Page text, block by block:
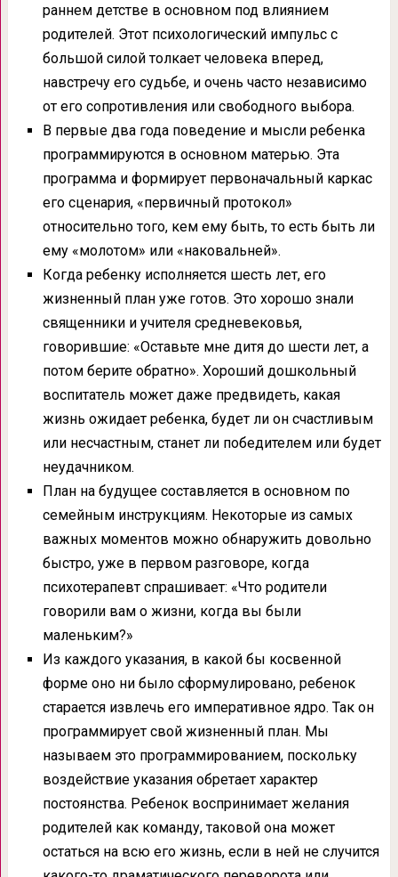
раннем детстве в основном под влиянием
родителей. Этот психологический импульс с
большой силой толкает человека вперед,
навстречу его судьбе, и очень часто независимо
от его сопротивления или свободного выбора.
В первые два года поведение и мысли ребенка
программируются в основном матерью. Эта
программа и формирует первоначальный каркас
его сценария, «первичный протокол»
относительно того, кем ему быть, то есть быть ли
ему «молотом» или «наковальней».
Когда ребенку исполняется шесть лет, его
жизненный план уже готов. Это хорошо знали
священники и учителя средневековья,
говорившие: «Оставьте мне дитя до шести лет, а
потом берите обратно». Хороший дошкольный
воспитатель может даже предвидеть, какая
жизнь ожидает ребенка, будет ли он счастливым
или несчастным, станет ли победителем или будет
неудачником.
План на будущее составляется в основном по
семейным инструкциям. Некоторые из самых
важных моментов можно обнаружить довольно
быстро, уже в первом разговоре, когда
психотерапевт спрашивает: «Что родители
говорили вам о жизни, когда вы были
маленьким?»
Из каждого указания, в какой бы косвенной
форме оно ни было сформулировано, ребенок
старается извлечь его императивное ядро. Так он
программирует свой жизненный план. Мы
называем это программированием, поскольку
воздействие указания обретает характер
постоянства. Ребенок воспринимает желания
родителей как команду, таковой она может
остаться на всю его жизнь, если в ней не случится